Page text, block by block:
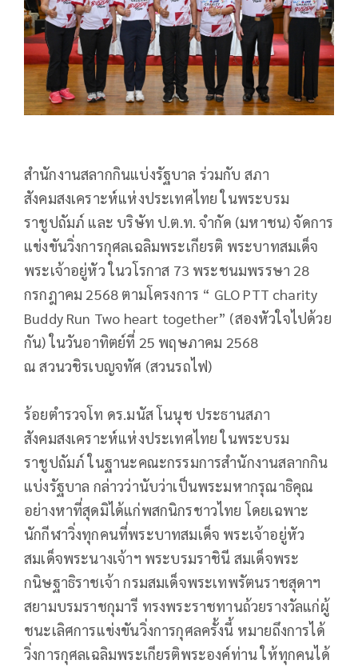
สำนักงานสลากกินแบ่งรัฐบาล ร่วมกับ สภา
สังคมสงเคราะห์แห่งประเทศไทย ในพระบรม
ราชูปถัมภ์ และ บริษัท ป.ต.ท. จำกัด (มหาชน) จัดการ
แข่งขันวิ่งการกุศลเฉลิมพระเกียรติ พระบาทสมเด็จ
พระเจ้าอยู่หัว ในวโรกาส 73 พระชนมพรรษา 28
กรกฎาคม 2568 ตามโครงการ “ GLO PTT charity
Buddy Run Two heart together” (สองหัวใจไปด้วย
กัน) ในวันอาทิตย์ที่ 25 พฤษภาคม 2568
ณ สวนวชิรเบญจทัศ (สวนรถไฟ)
ร้อยตำรวจโท ดร.มนัส โนนุช ประธานสภา
สังคมสงเคราะห์แห่งประเทศไทย ในพระบรม
ราชูปถัมภ์ ในฐานะคณะกรรมการสำนักงานสลากกิน
แบ่งรัฐบาล กล่าวว่านับว่าเป็นพระมหากรุณาธิคุณ
อย่างหาที่สุดมิได้แก่พสกนิกรชาวไทย โดยเฉพาะ
นักกีฬาวิ่งทุกคนที่พระบาทสมเด็จ พระเจ้าอยู่หัว
สมเด็จพระนางเจ้าฯ พระบรมราชินี สมเด็จพระ
กนิษฐาธิราชเจ้า กรมสมเด็จพระเทพรัตนราชสุดาฯ
สยามบรมราชกุมารี ทรงพระราชทานถ้วยรางวัลแก่ผู้
ชนะเลิศการแข่งขันวิ่งการกุศลครั้งนี้ หมายถึงการได้
วิ่งการกุศลเฉลิมพระเกียรติพระองค์ท่าน ให้ทุกคนได้